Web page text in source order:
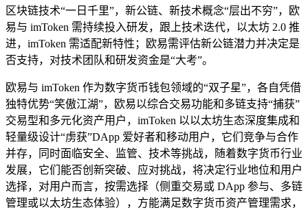
区块链技术“一日千里”，新公链、新技术概念“层出不穷”，欧
易与 imToken 需持续投入研发，跟上技术迭代，以太坊 2.0 推
进，imToken 需适配新特性；欧易需评估新公链潜力并决定是
否支持，对技术团队和研发资金是“大考”。
欧易与 imToken 作为数字货币钱包领域的“双子星”，各自凭借
独特优势“笑傲江湖”，欧易以综合交易功能和多链支持“捕获”
交易型和多元化资产用户，imToken 以以太坊生态深度集成和
轻量级设计“虏获”DApp 爱好者和移动用户，它们竞争与合作
并存，同时面临安全、监管、技术等挑战，随着数字货币行业
发展，它们能否创新突破、应对挑战，将决定行业地位和用户
选择，对用户而言，按需选择（侧重交易或 DApp 参与、多链
管理或以太坊生态体验），方能满足数字货币资产管理需求，